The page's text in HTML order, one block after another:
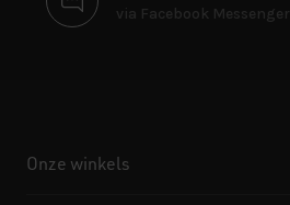
via Facebook Messenger
Onze winkels